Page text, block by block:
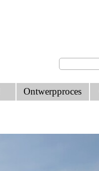
Ontwerpproces